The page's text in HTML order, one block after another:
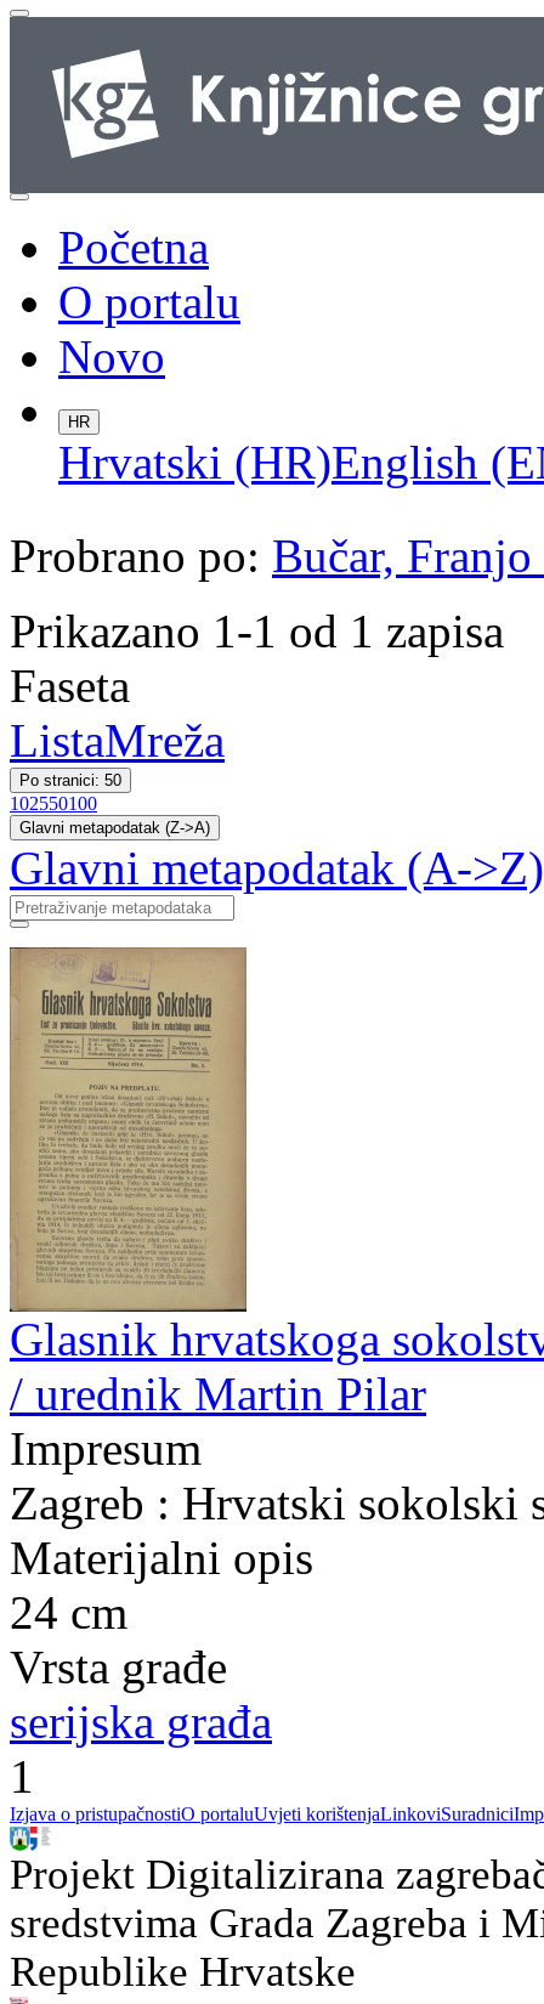
Početna
O portalu
Novo
HR
Hrvatski (HR)English
Probrano po: Bučar,
Prikazano 1-1 od 1 zapisa
Faseta
ListaMreža
Po stranici: 50
102550100
Glavni metapodatak (Z->A)
Glavni metapodatak (A->Z)
Glasnik hrvatskoga
/ urednik Martin Pilar
Impresum
Zagreb : Hrvatski sokolski
Materijalni opis
24 cm
Vrsta građe
serijska građa
1
Izjava o pristupačnostiO portaluUvjeti korištenjaLinkoviSuradnici
Projekt Digitalizirana
sredstvima Grada Zagreba i
Republike Hrvatske